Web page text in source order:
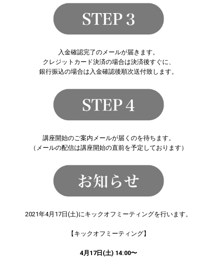
入金確認完了のメールが届きます。
クレジットカード決済の場合は決済後すぐに、
銀行振込の場合は入金確認後順次送付致します。
講座開始のご案内メールが届くのを待ちます。
（メールの配信は講座開始の直前を予定しております）
2021年4月17日(土)にキックオフミーティングを行います。
【キックオフミーティング】
4月17日(土) 14:00〜